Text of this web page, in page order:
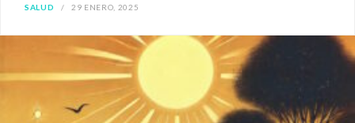
SALUD 29 ENERO, 2025